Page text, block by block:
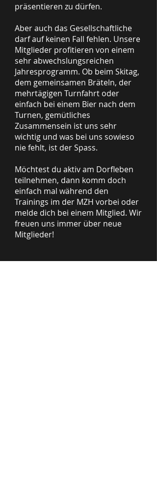
präsentieren zu dürfen.
Aber auch das Gesellschaftliche
darf auf keinen Fall fehlen. Unsere
Mitglieder profitieren von einem
sehr abwechslungsreichen
Jahresprogramm. Ob beim Skitag,
dem gemeinsamen Bräteln, der
mehrtägigen Turnfahrt oder
einfach bei einem Bier nach dem
Turnen, gemütliches
Zusammensein ist uns sehr
wichtig und was bei uns sowieso
nie fehlt, ist der Spass.
Möchtest du aktiv am Dorfleben
teilnehmen, dann komm doch
einfach mal während den
Trainings im der MZH vorbei oder
melde dich bei einem Mitglied. Wir
freuen uns immer über neue
Mitglieder!